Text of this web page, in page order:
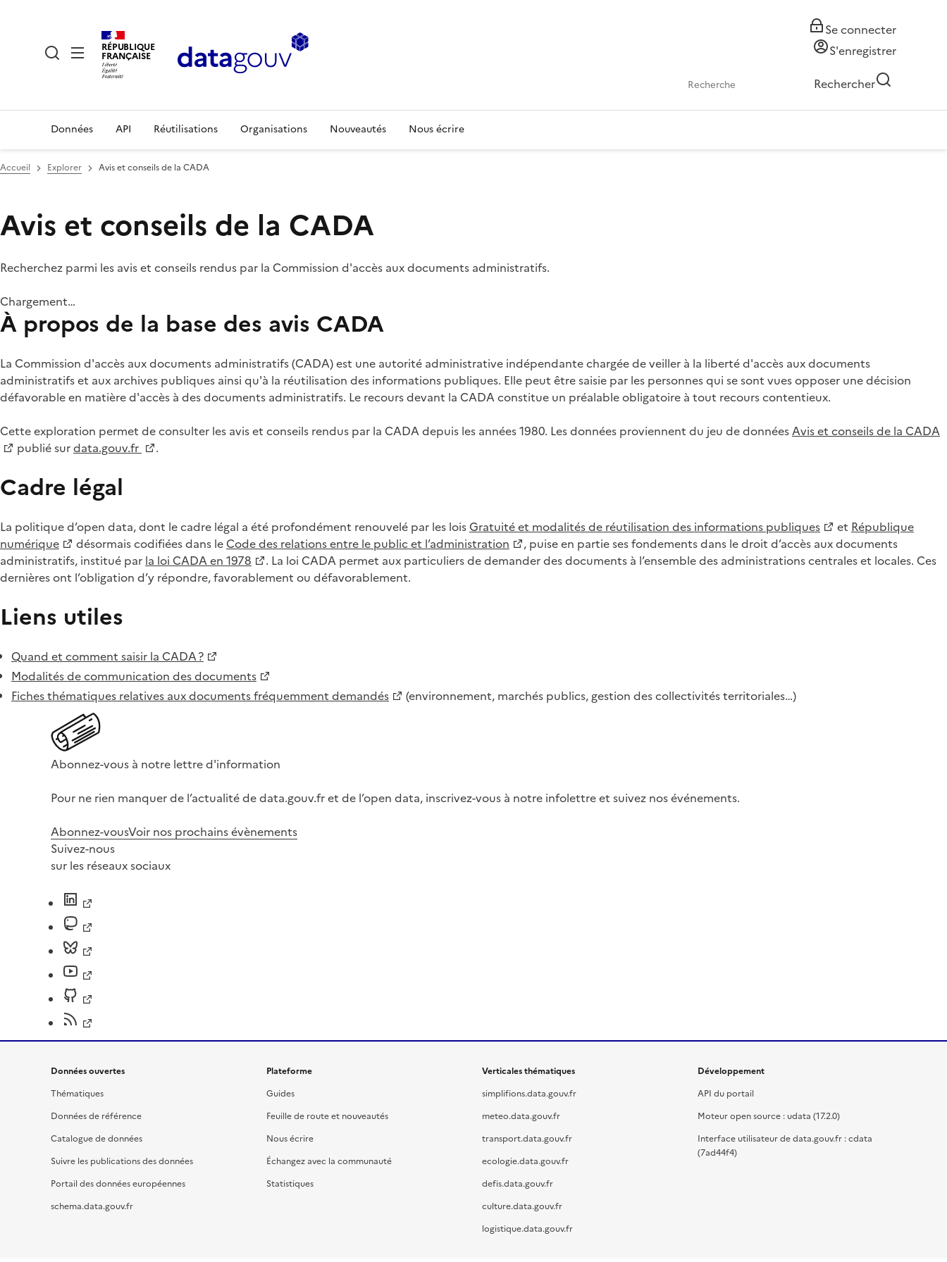
RÉPUBLIQUE
FRANÇAISE
Se connecter
S'enregistrer
Rechercher
Données API Réutilisations Organisations Nouveautés Nous écrire
Accueil Explorer Avis et conseils de la CADA
Avis et conseils de la CADA
Recherchez parmi les avis et conseils rendus par la Commission d'accès aux documents administratifs.
Chargement…
À propos de la base des avis CADA
La Commission d'accès aux documents administratifs (CADA) est une autorité administrative indépendante chargée de veiller à la liberté d'accès aux documents
administratifs et aux archives publiques ainsi qu'à la réutilisation des informations publiques. Elle peut être saisie par les personnes qui se sont vues opposer une décision
défavorable en matière d'accès à des documents administratifs. Le recours devant la CADA constitue un préalable obligatoire à tout recours contentieux.
Cette exploration permet de consulter les avis et conseils rendus par la CADA depuis les années 1980. Les données proviennent du jeu de donnéesAvis et conseils de la CADA
publié surdata.gouv.fr .
Cadre légal
La politique d’open data, dont le cadre légal a été profondément renouvelé par les loisGratuité et modalités de réutilisation des informations publiques et République
numérique
désormais codifiées dans le Code des relations entre le public et l’administration
, puise en partie ses fondements dans le droit d’accès aux documents
administratifs, institué par la loi CADA en 1978
. La loi CADA permet aux particuliers de demander des documents à l’ensemble des administrations centrales et locales. Ces
dernières ont l’obligation d’y répondre, favorablement ou défavorablement.
Liens utiles
Quand et comment saisir la CADA ?
Modalités de communication des documents
Fiches thématiques relatives aux documents fréquemment demandés
(environnement, marchés publics, gestion des collectivités territoriales…)
Abonnez-vous à notre lettre d'information
Pour ne rien manquer de l’actualité de data.gouv.fr et de l’open data, inscrivez-vous à notre infolettre et suivez nos événements.
Abonnez-vousVoir nos prochains évènements
Suivez-nous
sur les réseaux sociaux
Données ouvertes
Thématiques
Données de référence
Catalogue de données
Suivre les publications des données
Portail des données européennes
schema.data.gouv.fr
Plateforme
Guides
Feuille de route et nouveautés
Nous écrire
Échangez avec la communauté
Statistiques
Verticales thématiques
simplifions.data.gouv.fr
meteo.data.gouv.fr
transport.data.gouv.fr
ecologie.data.gouv.fr
defis.data.gouv.fr
culture.data.gouv.fr
logistique.data.gouv.fr
Développement
API du portail
Moteur open source : udata (17.2.0)
Interface utilisateur de data.gouv.fr : cdata
(7ad44f4)